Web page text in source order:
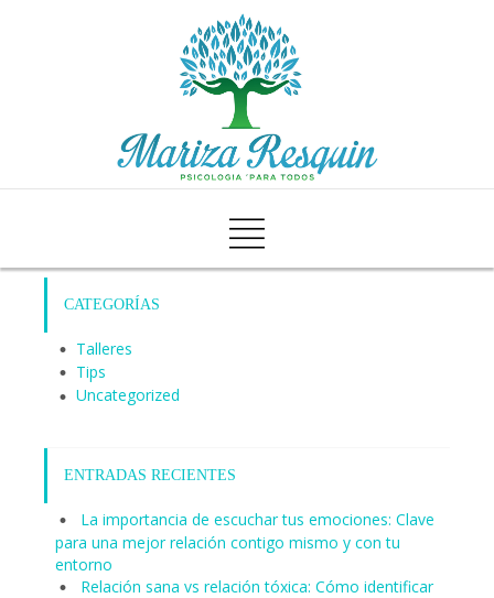
CATEGORÍAS
Talleres
Tips
Uncategorized
ENTRADAS RECIENTES
La importancia de escuchar tus emociones: Clave
para una mejor relación contigo mismo y con tu
entorno
Relación sana vs relación tóxica: Cómo identificar